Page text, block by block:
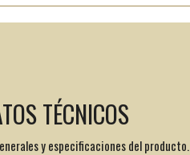
TÉCNICOS
y especificaciones del producto.